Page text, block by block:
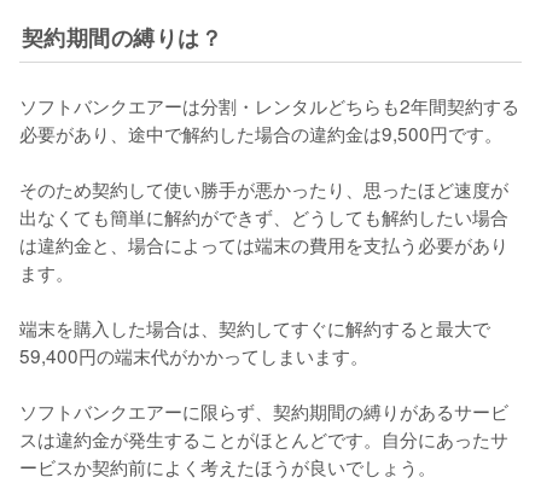
契約期間の縛りは？
ソフトバンクエアーは分割・レンタルどちらも2年間契約する
必要があり、途中で解約した場合の違約金は9,500円です。
そのため契約して使い勝手が悪かったり、思ったほど速度が
出なくても簡単に解約ができず、どうしても解約したい場合
は違約金と、場合によっては端末の費用を支払う必要があり
ます。
端末を購入した場合は、契約してすぐに解約すると最大で
59,400円の端末代がかかってしまいます。
ソフトバンクエアーに限らず、契約期間の縛りがあるサービ
スは違約金が発生することがほとんどです。自分にあったサ
ービスか契約前によく考えたほうが良いでしょう。